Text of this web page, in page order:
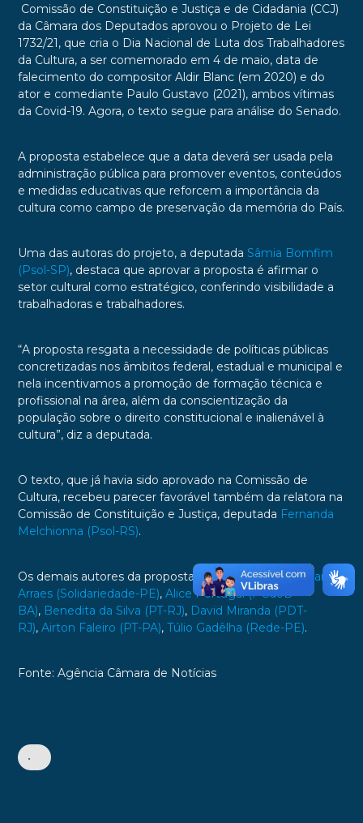
Comissão de Constituição e Justiça e de Cidadania (CCJ)
da Câmara dos Deputados aprovou o Projeto de Lei
1732/21, que cria o Dia Nacional de Luta dos Trabalhadores
da Cultura, a ser comemorado em 4 de maio, data de
falecimento do compositor Aldir Blanc (em 2020) e do
ator e comediante Paulo Gustavo (2021), ambos vítimas
da Covid-19. Agora, o texto segue para análise do Senado.
A proposta estabelece que a data deverá ser usada pela
administração pública para promover eventos, conteúdos
e medidas educativas que reforcem a importância da
cultura como campo de preservação da memória do País.
Uma das autoras do projeto, a deputada Sâmia Bomfim
(Psol-SP), destaca que aprovar a proposta é afirmar o
setor cultural como estratégico, conferindo visibilidade a
trabalhadoras e trabalhadores.
“A proposta resgata a necessidade de políticas públicas
concretizadas nos âmbitos federal, estadual e municipal e
nela incentivamos a promoção de formação técnica e
profissional na área, além da conscientização da
população sobre o direito constitucional e inalienável à
cultura”, diz a deputada.
O texto, que já havia sido aprovado na Comissão de
Cultura, recebeu parecer favorável também da relatora na
Comissão de Constituição e Justiça, deputada Fernanda
Melchionna (Psol-RS).
Os demais autores da proposta são os deputados:Marília
Arraes (Solidariedade-PE), Alice Portugal (PCdoB-
BA), Benedita da Silva (PT-RJ), David Miranda (PDT-
RJ), Airton Faleiro (PT-PA), Túlio Gadêlha (Rede-PE).
Fonte: Agência Câmara de Notícias
•